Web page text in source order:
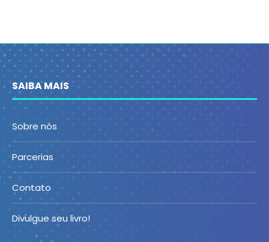
SAIBA MAIS
Sobre nós
Parcerias
Contato
Divulgue seu livro!